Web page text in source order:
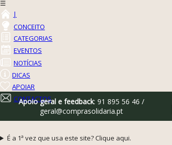
☰
|
CONCEITO
CATEGORIAS
EVENTOS
NOTÍCIAS
DICAS
APOIAR
CONTACTOS
Apoio geral e feedback: 91 895 56 46 /
geral@comprasolidaria.pt
É a 1ª vez que usa este site? Clique aqui.